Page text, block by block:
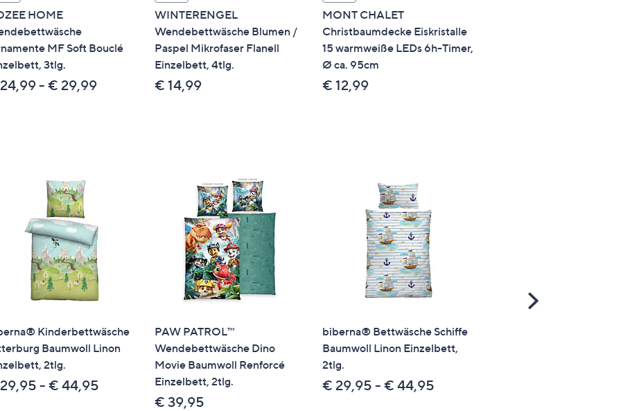
Packstation oder ins Ausland lieferbar.
HOME
MF Soft Bouclé
3tlg.
- € 29,99
WINTERENGEL
Wendebettwäsche Blumen /
Paspel Mikrofaser Flanell
Einzelbett, 4tlg.
€ 14,99
MONT CHALET
Christbaumdecke Eiskristalle
15 warmweiße LEDs 6h-Timer,
Ø ca. 95cm
€ 12,99
Kinderbettwäsche
Baumwoll Linon
2tlg.
- € 44,95
PAW PATROL™
Wendebettwäsche Dino
Movie Baumwoll Renforcé
Einzelbett, 2tlg.
€ 39,95
biberna® Bettwäsche Schiffe
Baumwoll Linon Einzelbett,
2tlg.
€ 29,95 - € 44,95
Scroll